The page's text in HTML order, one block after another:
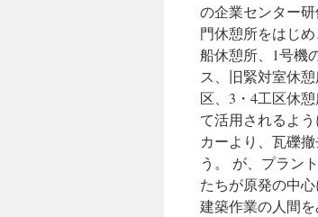
の企業センター
門休憩所をはじ
船休憩所、1号機
ス、旧緊対室休
区、3・4工区休
て活用されるよ
カーより、瓦礫
う。 が、プラン
たちが原発の中
建築作業の人間